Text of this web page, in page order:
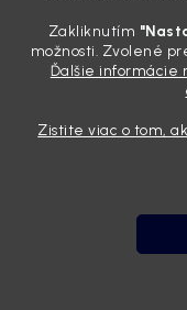
Zakliknutím
možnosti. Zvolené
Ďalšie informácie
Zistite viac o tom,
28.7.2026
Poznáte ten pocit.
radosti vidíte len šedý
bodu B, ale pre nás je to